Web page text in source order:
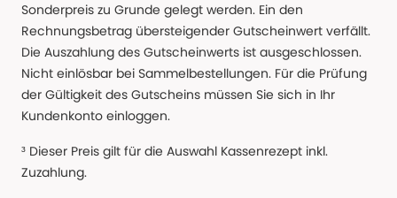
Sonderpreis zu Grunde gelegt werden. Ein den
Rechnungsbetrag übersteigender Gutscheinwert verfällt.
Die Auszahlung des Gutscheinwerts ist ausgeschlossen.
Nicht einlösbar bei Sammelbestellungen. Für die Prüfung
der Gültigkeit des Gutscheins müssen Sie sich in Ihr
Kundenkonto einloggen.
³ Dieser Preis gilt für die Auswahl Kassenrezept inkl.
Zuzahlung.